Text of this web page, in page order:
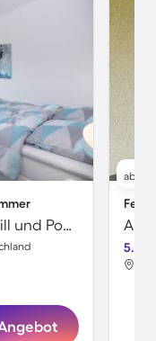
Ferienwohnung mit Sauna, Grill und Pool | Gartenblick
ab
5.0